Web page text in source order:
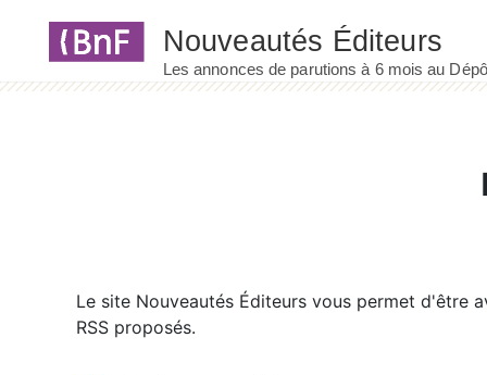
Le site Nouveautés Éditeurs vous permet d'être
RSS proposés.